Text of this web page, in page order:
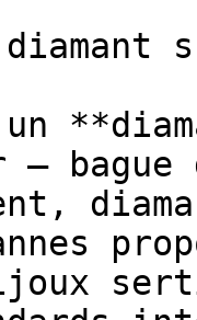
un
—